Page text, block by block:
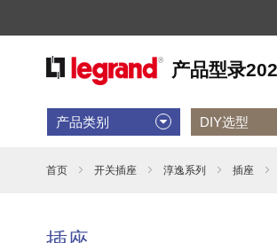
产品类别 DIY选型
首页 开关插座 淳逸系列 插座